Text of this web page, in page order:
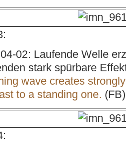
02: Laufende Welle
stark spürbare
wave creates
to a standing one. (FB)